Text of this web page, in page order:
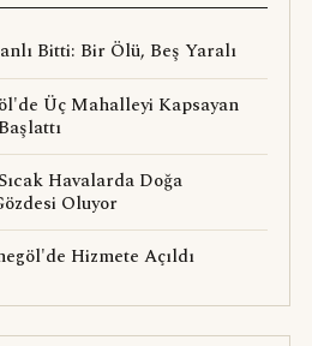
Bitti: Bir Ölü, Beş Yaralı
Üç Mahalleyi Kapsayan
Havalarda Doğa
Oluyor
Hizmete Açıldı